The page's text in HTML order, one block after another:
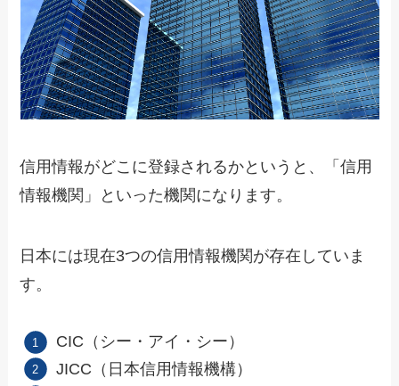
信用情報がどこに登録されるかというと、「信用
情報機関」といった機関になります。
日本には現在3つの信用情報機関が存在していま
す。
CIC（シー・アイ・シー）
JICC（日本信用情報機構）